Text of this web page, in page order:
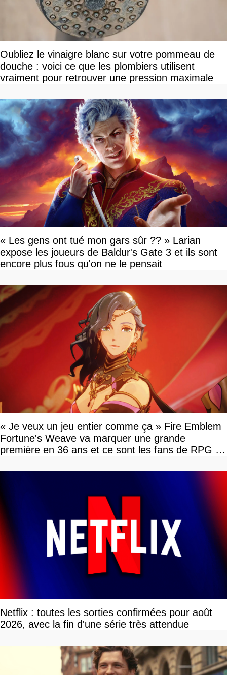
Oubliez le vinaigre blanc sur votre pommeau de
douche : voici ce que les plombiers utilisent
vraiment pour retrouver une pression maximale
« Les gens ont tué mon gars sûr ?? » Larian
expose les joueurs de Baldur's Gate 3 et ils sont
encore plus fous qu'on ne le pensait
« Je veux un jeu entier comme ça » Fire Emblem
Fortune's Weave va marquer une grande
première en 36 ans et ce sont les fans de RPG en
Netflix : toutes les sorties confirmées pour août
2026, avec la fin d'une série très attendue